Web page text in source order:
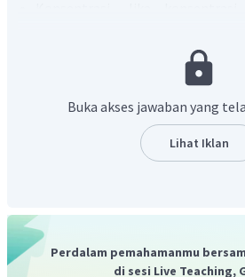
Suhu. Jika suhu dinaikkan reaksi
ditunkan reaksi akan bergeser ke
pada jenis reaksi eksoterm.
Tekanan. Jika tekanan
Volume. Jika volume
kesetimbangan bergeser ke
jumlah molekul (koefisien) lebih
Buka akses jawaban yang
Lihat Iklan
Perdalam pemahamanmu
di sesi Live Teaching,